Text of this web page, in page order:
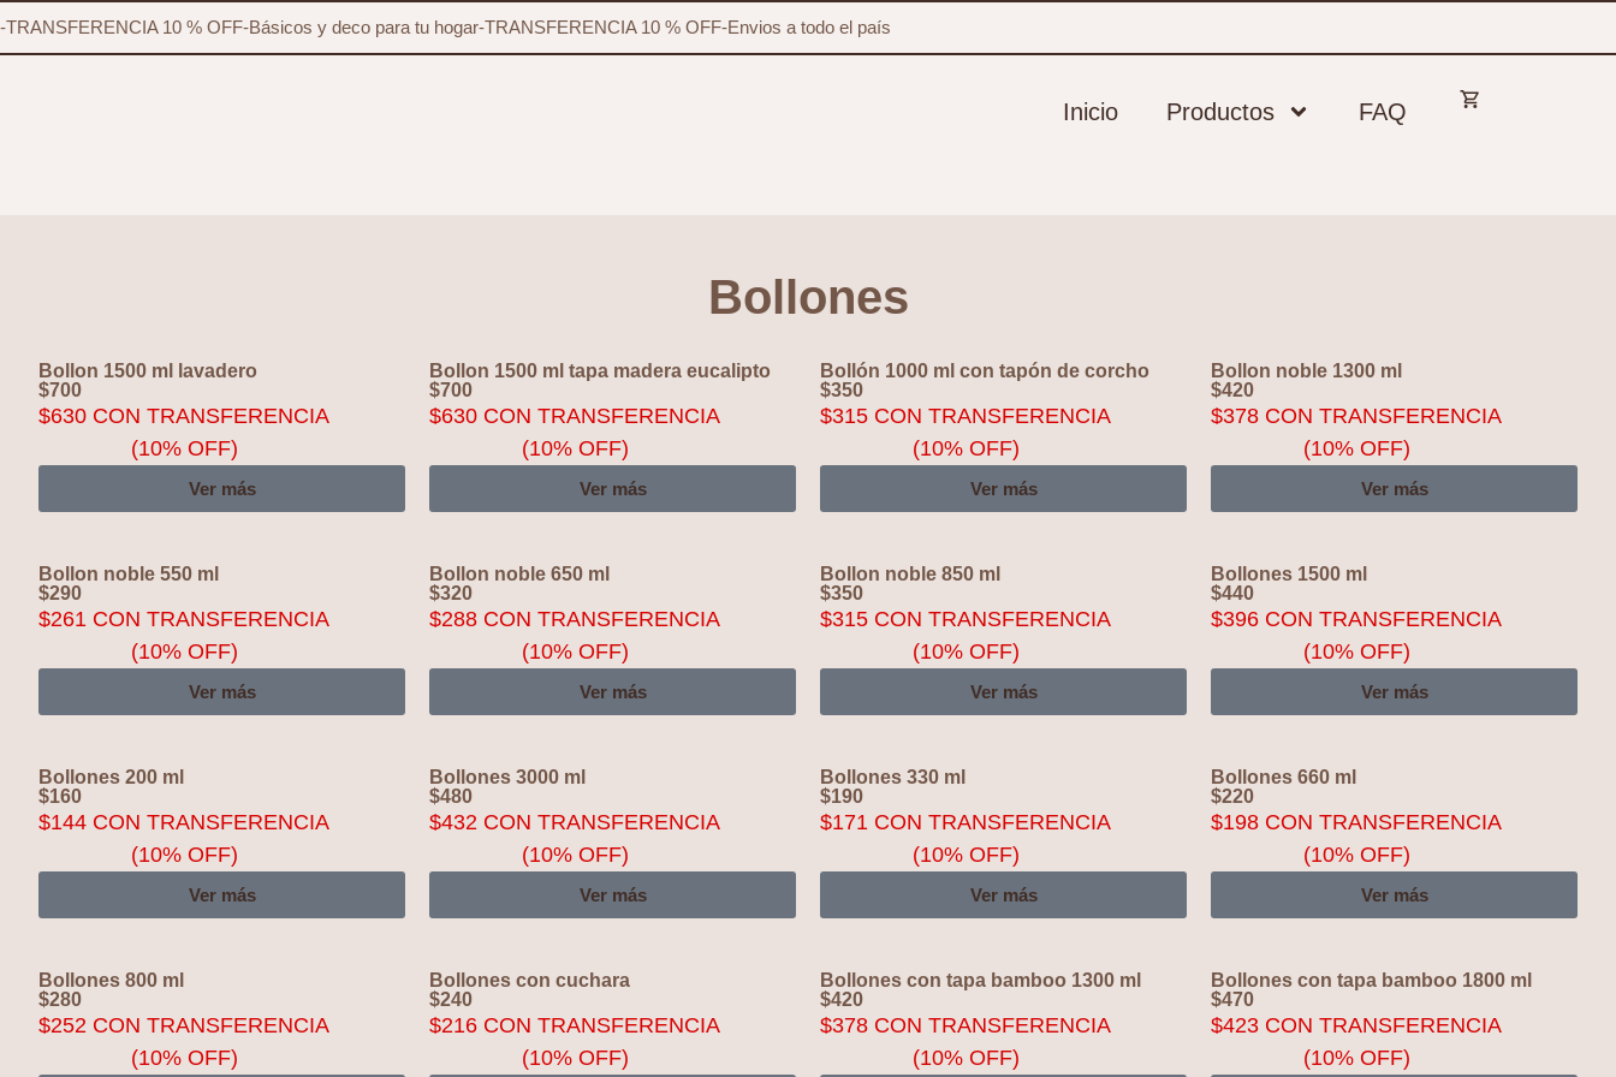
-TRANSFERENCIA 10 % OFF-Básicos y deco para tu hogar-TRANSFERENCIA 10 % OFF-Envios a todo el país
Inicio Productos FAQ
Bollones
Bollon 1500 ml lavadero
$700
$630 CON TRANSFERENCIA
(10% OFF)
Ver más
Bollon 1500 ml tapa madera eucalipto
$700
$630 CON TRANSFERENCIA
(10% OFF)
Ver más
Bollón 1000 ml con tapón de corcho
$350
$315 CON TRANSFERENCIA
(10% OFF)
Ver más
Bollon noble 1300 ml
$420
$378 CON TRANSFERENCIA
(10% OFF)
Ver más
Bollon noble 550 ml
$290
$261 CON TRANSFERENCIA
(10% OFF)
Ver más
Bollon noble 650 ml
$320
$288 CON TRANSFERENCIA
(10% OFF)
Ver más
Bollon noble 850 ml
$350
$315 CON TRANSFERENCIA
(10% OFF)
Ver más
Bollones 1500 ml
$440
$396 CON TRANSFERENCIA
(10% OFF)
Ver más
Bollones 200 ml
$160
$144 CON TRANSFERENCIA
(10% OFF)
Ver más
Bollones 3000 ml
$480
$432 CON TRANSFERENCIA
(10% OFF)
Ver más
Bollones 330 ml
$190
$171 CON TRANSFERENCIA
(10% OFF)
Ver más
Bollones 660 ml
$220
$198 CON TRANSFERENCIA
(10% OFF)
Ver más
Bollones 800 ml
$280
$252 CON TRANSFERENCIA
(10% OFF)
Bollones con cuchara
$240
$216 CON TRANSFERENCIA
(10% OFF)
Bollones con tapa bamboo 1300 ml
$420
$378 CON TRANSFERENCIA
(10% OFF)
Bollones con tapa bamboo 1800 ml
$470
$423 CON TRANSFERENCIA
(10% OFF)